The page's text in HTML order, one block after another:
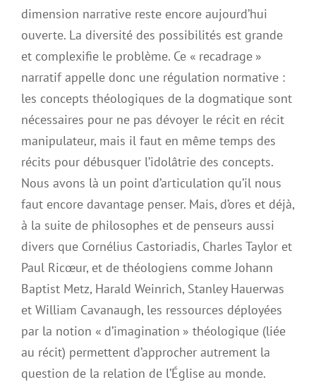
dimension narrative reste encore aujourd’hui
ouverte. La diversité des possibilités est grande
et complexifie le problème. Ce « recadrage »
narratif appelle donc une régulation normative :
les concepts théologiques de la dogmatique sont
nécessaires pour ne pas dévoyer le récit en récit
manipulateur, mais il faut en même temps des
récits pour débusquer l’idolâtrie des concepts.
Nous avons là un point d’articulation qu’il nous
faut encore davantage penser. Mais, d’ores et déjà,
à la suite de philosophes et de penseurs aussi
divers que Cornélius Castoriadis, Charles Taylor et
Paul Ricœur, et de théologiens comme Johann
Baptist Metz, Harald Weinrich, Stanley Hauerwas
et William Cavanaugh, les ressources déployées
par la notion « d’imagination » théologique (liée
au récit) permettent d’approcher autrement la
question de la relation de l’Église au monde.